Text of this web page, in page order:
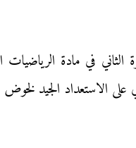
على الاستعداد الجيد